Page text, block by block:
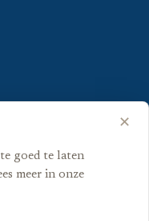
✕
goed te laten
meer in onze